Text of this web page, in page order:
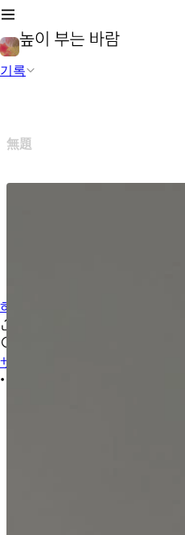
기록
하루
サインイン
無題